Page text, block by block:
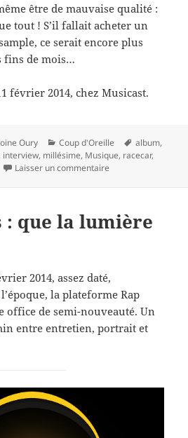
être de mau­vaise qual­ité :
tout ! S’il fal­lait acheter un
ce serait encore plus
fins de mois…
février 2014, chez Musicast.
Oury Catégories
Coup d'Oreille
Mots-
clés
album,
interview, millésime, Musique, racecar,
Laisser un commentaire
: que la lumière
2014, assez daté,
la plateforme Rap
office de semi-nouveauté. Un
entre entretien, portrait et